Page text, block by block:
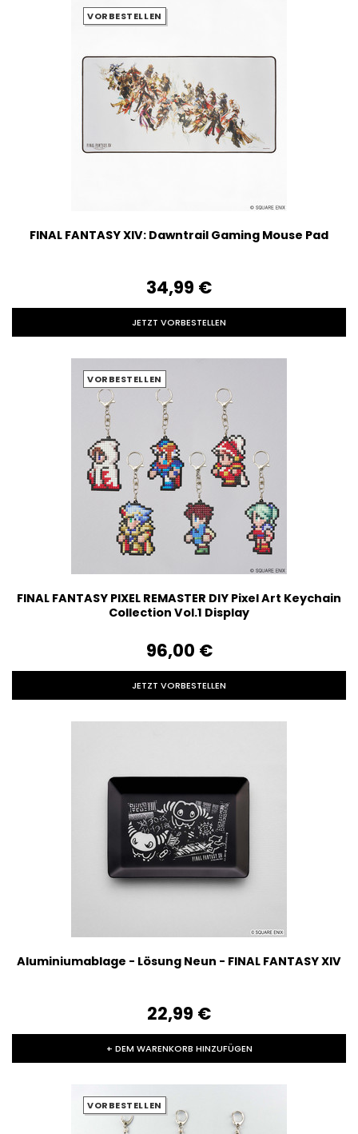
VORBESTELLEN
FINAL FANTASY XIV: Dawntrail Gaming Mouse Pad
34,99‎ ‎€
JETZT VORBESTELLEN
VORBESTELLEN
FINAL FANTASY PIXEL REMASTER DIY Pixel Art Keychain
Collection Vol.1 Display
96,00‎ ‎€
JETZT VORBESTELLEN
Aluminiumablage - Lösung Neun - FINAL FANTASY XIV
22,99‎ ‎€
+ DEM WARENKORB HINZUFÜGEN
VORBESTELLEN